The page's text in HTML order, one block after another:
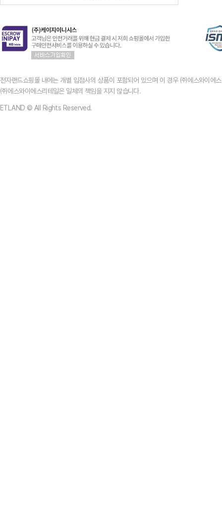
전자랜드쇼핑몰 내에는 개별 입점사의 상품이 포함되어 있으며 이 경우 ㈜에스와이에
㈜에스와이에스리테일은 일체의 책임을 지지 않습니다.
ETLAND © All Rights Reserved.